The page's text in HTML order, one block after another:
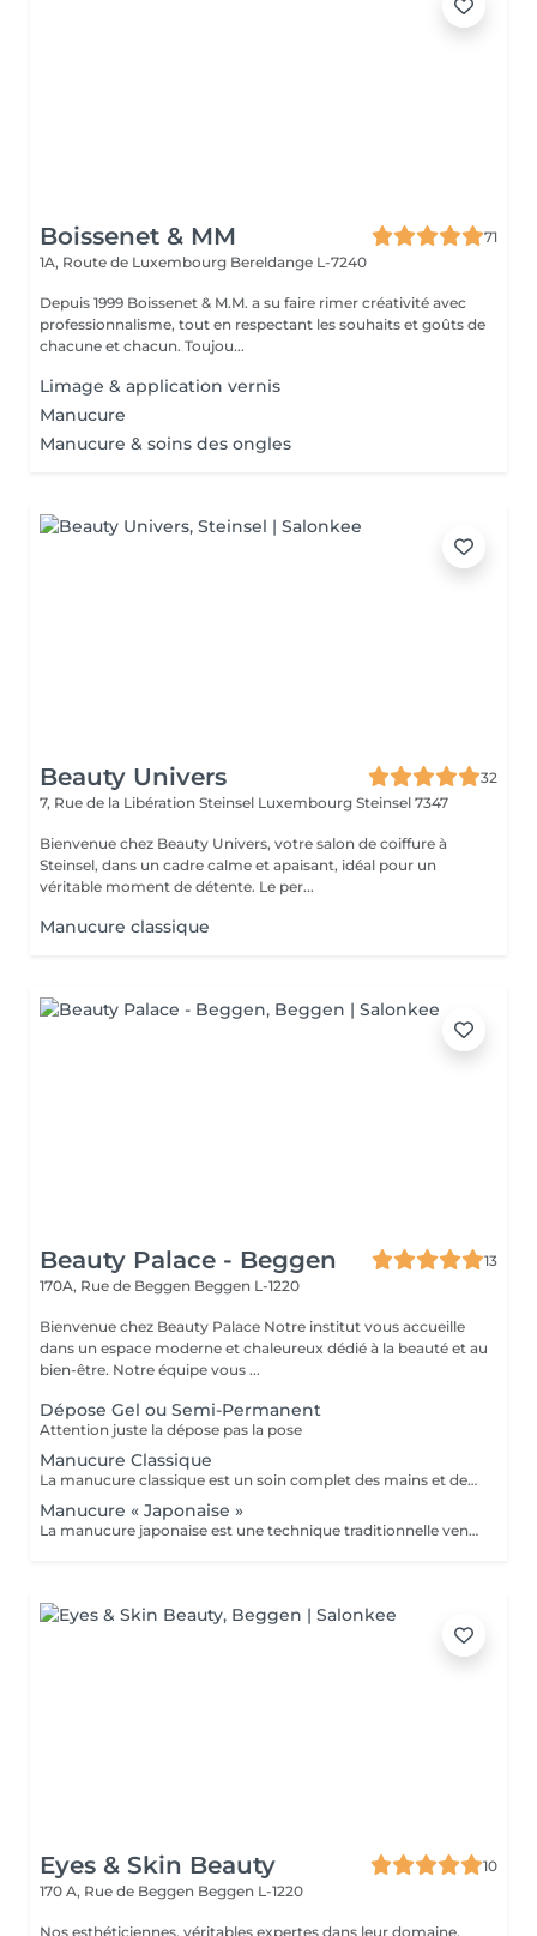
Boissenet & MM
71
1A, Route de Luxembourg Bereldange L-7240
Depuis 1999 Boissenet & M.M. a su faire rimer créativité avec
professionnalisme, tout en respectant les souhaits et goûts de
chacune et chacun. Toujou...
Limage & application vernis
Manucure
Manucure & soins des ongles
Beauty Univers
32
7, Rue de la Libération Steinsel Luxembourg Steinsel 7347
Bienvenue chez Beauty Univers, votre salon de coiffure à
Steinsel, dans un cadre calme et apaisant, idéal pour un
véritable moment de détente. Le per...
Manucure classique
Beauty Palace - Beggen
13
170A, Rue de Beggen Beggen L-1220
Bienvenue chez Beauty Palace Notre institut vous accueille
dans un espace moderne et chaleureux dédié à la beauté et au
bien-être. Notre équipe vous ...
Dépose Gel ou Semi-Permanent
Attention juste la dépose pas la pose
Manucure Classique
La manucure classique est un soin complet des mains et des ongles qui permet de conserver des mains belles et bien entretenues au quotidien. Elle comprend le limage des ongles, le soins des cuticules après un trempage dans l'eau tiède, l'application d'une huile et d'une base vitaminée transparente ainsi que d'une crème nourrissante pour vos mains.
Manucure « Japonaise »
La manucure japonaise est une technique traditionnelle venue du Japon, 100% naturelle, qui vise a fortifier l'ongle et lui redonner tout son éclat. Ce soin consiste à nourrir et polir l'ongle avec des poudres et pâtes riches en vitamines, minéraux et extraits marins. Résultats: *Brillance naturelle incomparable sans vernis *Ongles renforcés en profondeur Idéal pour: -Les ongles fragiles, cassants ou dédoublés -Celles qui préfèrent le naturel -Retrouver des ongles en pleine santé et lumineux -Après une dépose de gel ou semi permanent
Eyes & Skin Beauty
10
170 A, Rue de Beggen Beggen L-1220
Nos esthéticiennes, véritables expertes dans leur domaine,